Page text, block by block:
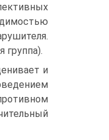
группа).
и